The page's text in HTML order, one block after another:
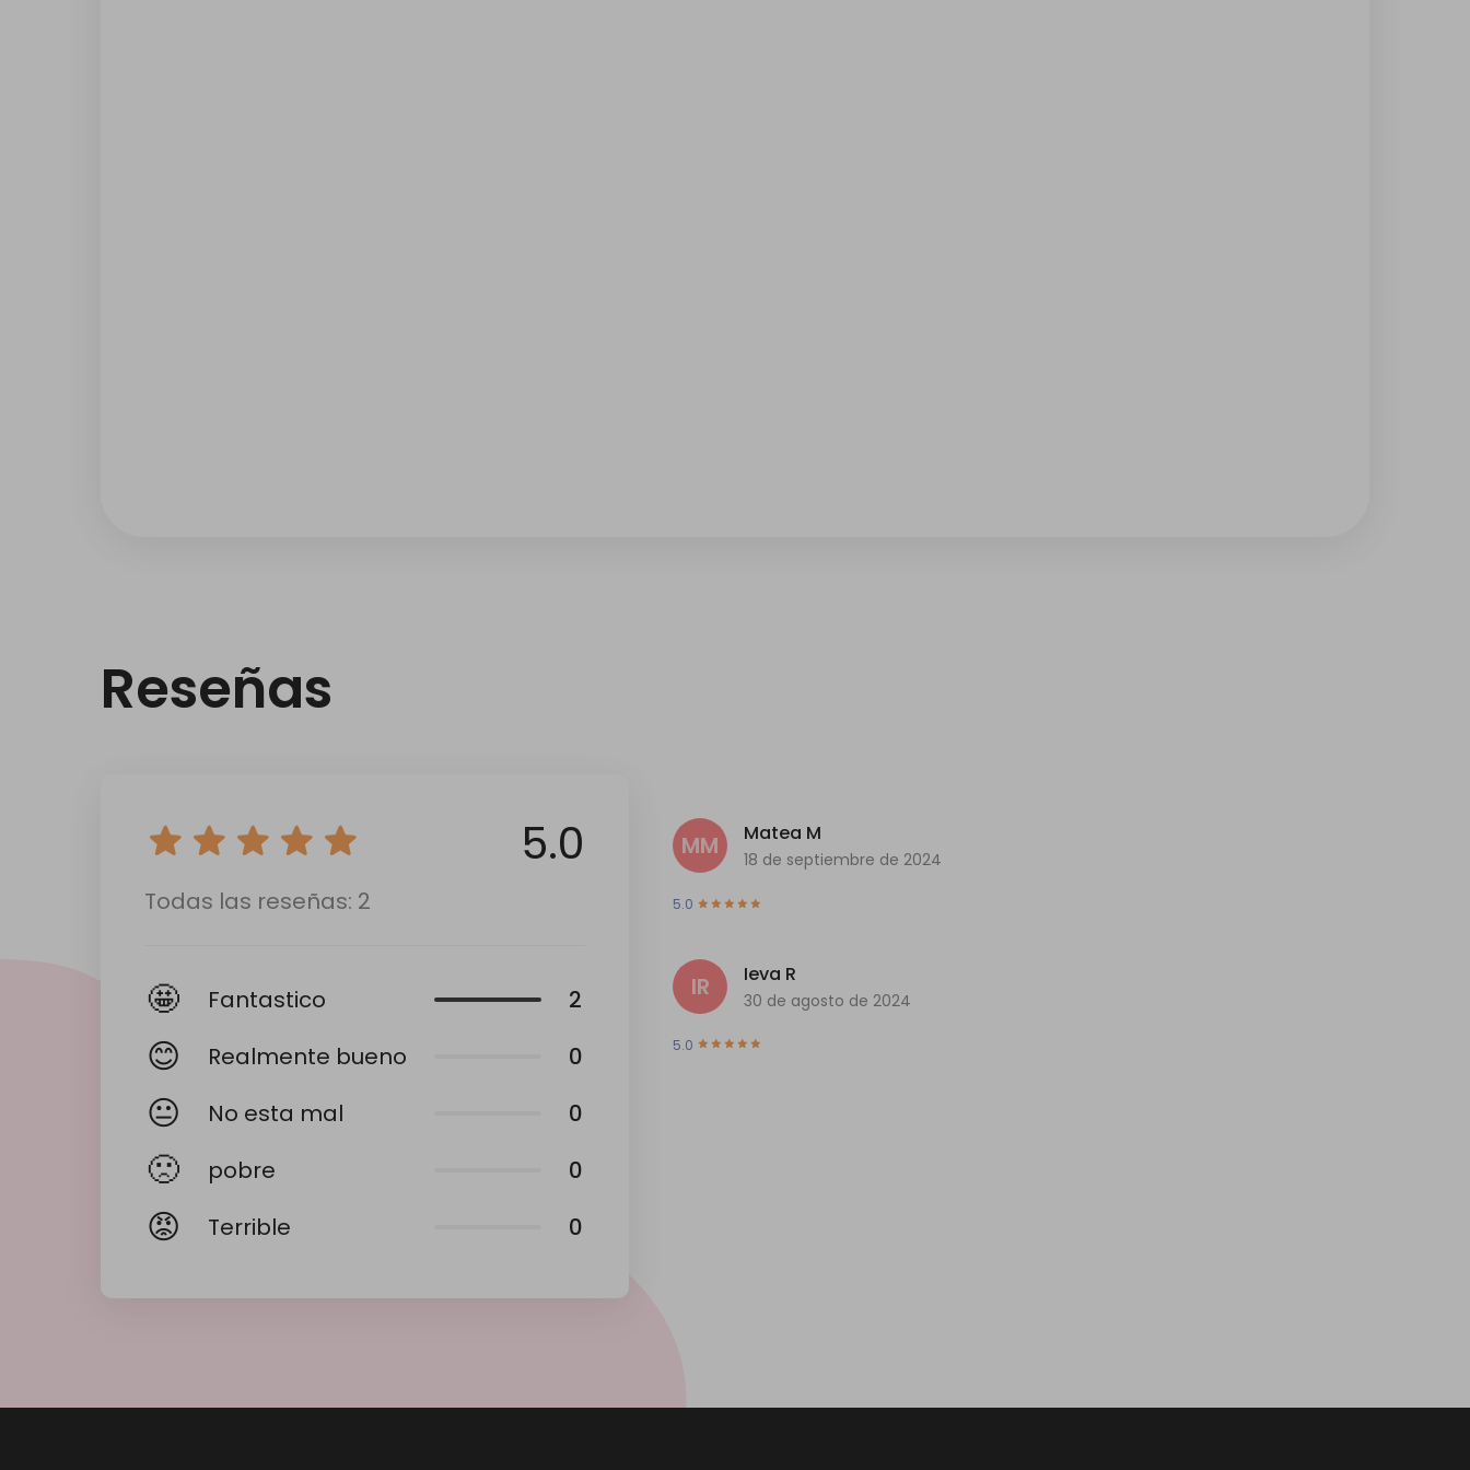
Reseñas
5.0
Todas las reseñas: 2
🤩 Fantastico 2
😊 Realmente bueno 0
😐 No esta mal 0
🙁 pobre 0
😡 Terrible 0
MM Matea M
18 de septiembre de 2024
5.0
IR Ieva R
30 de agosto de 2024
5.0